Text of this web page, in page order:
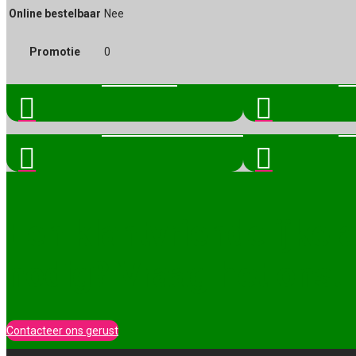
Online bestelbaar Nee
Promotie 0


VERWARMING


Contacteer ons gerust